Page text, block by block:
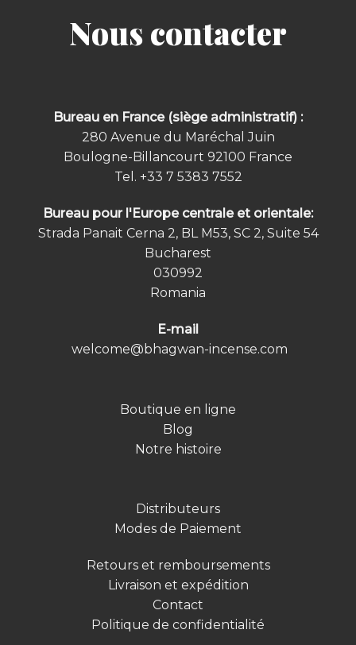
Nous contacter
Bureau en France (siège administratif) :
280 Avenue du Maréchal Juin
Boulogne-Billancourt 92100 France
Tel. +33 7 5383 7552
Bureau pour l'Europe centrale et orientale:
Strada Panait Cerna 2, BL M53, SC 2, Suite 54
Bucharest
030992
Romania
E-mail
welcome@bhagwan-incense.com
Boutique en ligne
Blog
Notre histoire
Distributeurs
Modes de Paiement
Retours et remboursements
Livraison et expédition
Contact
Politique de confidentialité